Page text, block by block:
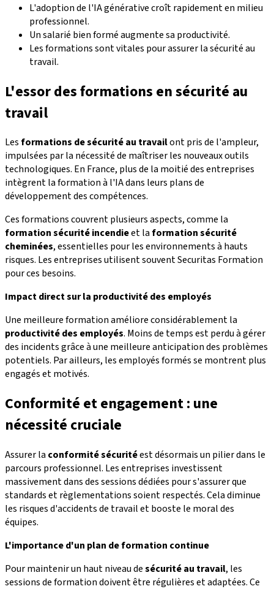
L'adoption de l'IA générative croît rapidement en milieu
professionnel.
Un salarié bien formé augmente sa productivité.
Les formations sont vitales pour assurer la sécurité au
travail.
L'essor des formations en sécurité au
travail
Lesformations de sécurité au travailont pris de l'ampleur,
impulsées par la nécessité de maîtriser les nouveaux outils
technologiques. En France, plus de la moitié des entreprises
intègrent la formation à l'IA dans leurs plans de
développement des compétences.
Ces formations couvrent plusieurs aspects, comme la
formation sécurité incendieet laformation sécurité
cheminées, essentielles pour les environnements à hauts
risques. Les entreprises utilisent souvent Securitas Formation
pour ces besoins.
Impact direct sur la productivité des employés
Une meilleure formation améliore considérablement la
productivité des employés. Moins de temps est perdu à gérer
des incidents grâce à une meilleure anticipation des problèmes
potentiels. Par ailleurs, les employés formés se montrent plus
engagés et motivés.
Conformité et engagement : une
nécessité cruciale
Assurer la conformité sécuritéest désormais un pilier dans le
parcours professionnel. Les entreprises investissent
massivement dans des sessions dédiées pour s'assurer que
standards et règlementations soient respectés. Cela diminue
les risques d'accidents de travail et booste le moral des
équipes.
L'importance d'un plan de formation continue
Pour maintenir un haut niveau desécurité au travail, les
sessions de formation doivent être régulières et adaptées. Ce